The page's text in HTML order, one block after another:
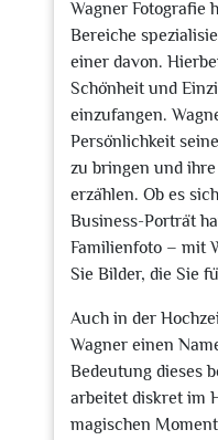
Wagner Fotografie
Bereiche
einer davon.
Schönheit und
einzufangen.
Persönlichkeit
zu bringen und
erzählen. Ob es
Business-Porträt
Familienfoto – mit
Sie Bilder, die Sie
Auch in der
Wagner einen
Bedeutung dieses
arbeitet diskret im
magischen